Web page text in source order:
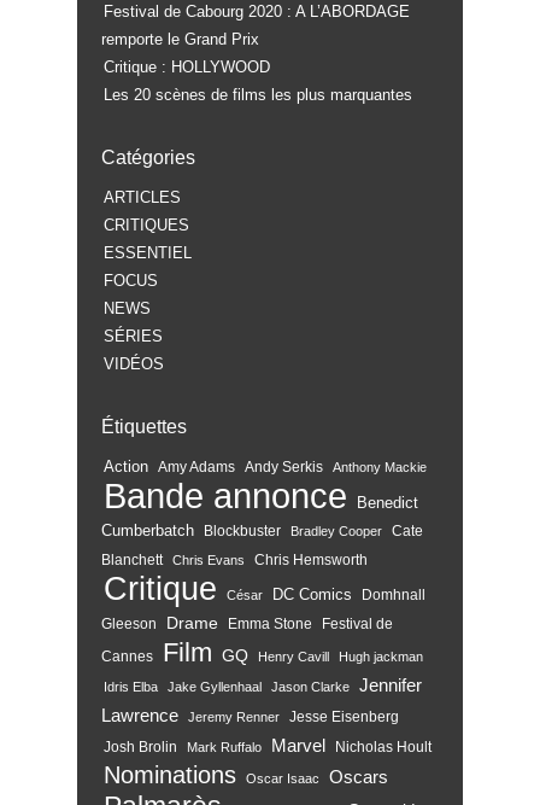
Festival de Cabourg 2020 : A L’ABORDAGE
remporte le Grand Prix
Critique : HOLLYWOOD
Les 20 scènes de films les plus marquantes
Catégories
ARTICLES
CRITIQUES
ESSENTIEL
FOCUS
NEWS
SÉRIES
VIDÉOS
Étiquettes
Action Amy Adams Andy Serkis Anthony Mackie
Bande annonce
Benedict
Cumberbatch
Blockbuster Bradley Cooper
Cate
Blanchett
Chris Evans Chris Hemsworth
Critique César DC Comics
Domhnall
Gleeson
Drame Emma Stone
Festival de
Cannes
Film GQ Henry Cavill Hugh jackman
Idris Elba Jake Gyllenhaal Jason Clarke
Jennifer
Lawrence
Jeremy Renner
Jesse Eisenberg
Josh Brolin
Mark Ruffalo Marvel Nicholas Hoult
Nominations Oscar Isaac Oscars